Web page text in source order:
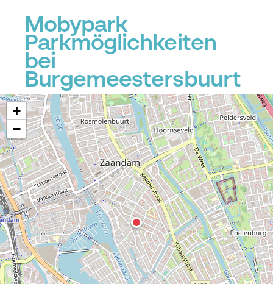
Mobypark
Parkmöglichkeiten
bei
Burgemeestersbuurt
P
+
−